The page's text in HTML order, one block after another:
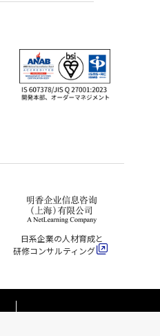
日系企業の人材育成と
研修コンサルティング